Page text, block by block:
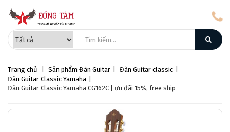
Trang chủ Sản phẩm Đàn Guitar Đàn Guitar classic
Đàn Guitar Classic Yamaha
Đàn Guitar Classic Yamaha CG162C | ưu đãi 15%, free ship